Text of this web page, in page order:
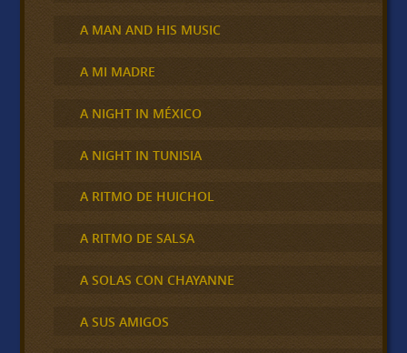
A MAN AND HIS MUSIC
A MI MADRE
A NIGHT IN MÉXICO
A NIGHT IN TUNISIA
A RITMO DE HUICHOL
A RITMO DE SALSA
A SOLAS CON CHAYANNE
A SUS AMIGOS